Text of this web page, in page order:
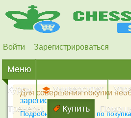
Войти Зарегистрироваться
Меню
Курсы
Университет
Тренеры
Купить
Для совершения покупки
зарегистрироваться
Подробная инструкция по